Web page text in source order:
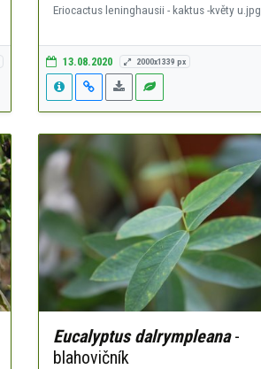
Eriocactus leninghausii - kaktus -květy u.jpg
13.08.2020 2000x1339 px
Eucalyptus dalrympleana-
blahovičník